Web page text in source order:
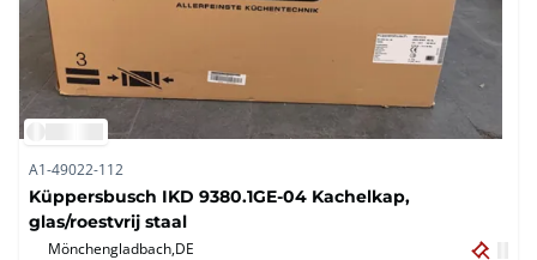
A1-49022-112
Küppersbusch IKD 9380.1GE-04 Kachelkap,
glas/roestvrij staal
Mönchengladbach,DE